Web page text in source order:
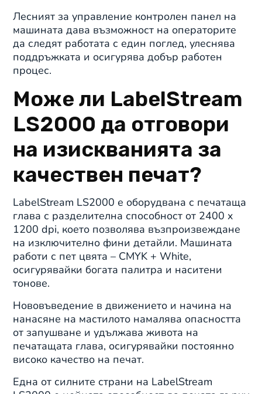
Лесният за управление контролен панел на
машината дава възможност на операторите
да следят работата с един поглед, улеснява
поддръжката и осигурява добър работен
процес.
Може ли LabelStream
LS2000 да отговори
на изискванията за
качествен печат?
LabelStream LS2000 е оборудвана с печатаща
глава с разделителна способност от 2400 x
1200 dpi, което позволява възпроизвеждане
на изключително фини детайли. Машината
работи с пет цвята – CMYK + White,
осигурявайки богата палитра и наситени
тонове.
Нововъведение в движението и начина на
нанасяне на мастилото намалява опасността
от запушване и удължава живота на
печатащата глава, осигурявайки постоянно
високо качество на печат.
Една от силните страни на LabelStream